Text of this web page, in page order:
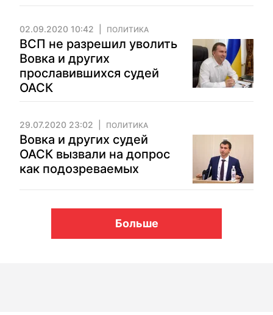
02.09.2020 10:42 ПОЛИТИКА
ВСП не разрешил уволить
Вовка и других
прославившихся судей
ОАСК
29.07.2020 23:02 ПОЛИТИКА
Вовка и других судей
ОАСК вызвали на допрос
как подозреваемых
Больше